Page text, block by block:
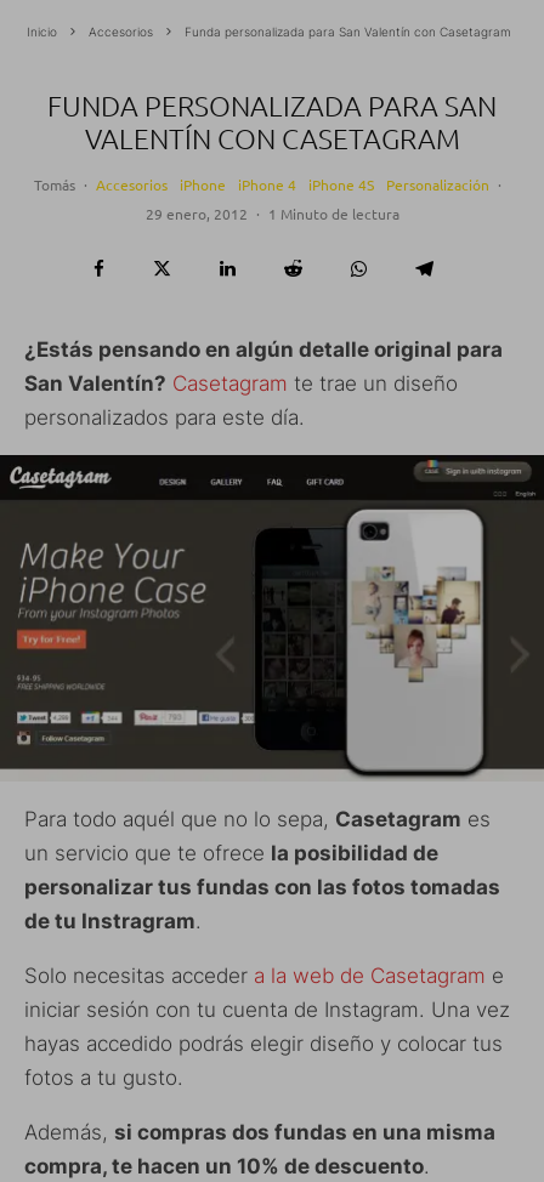
Inicio Accesorios Funda personalizada para San Valentín con Casetagram
FUNDA PERSONALIZADA PARA SAN
VALENTÍN CON CASETAGRAM
Tomás · Accesorios iPhone iPhone 4 iPhone 4S Personalización ·
29 enero, 2012 · 1 Minuto de lectura
¿Estás pensando en algún detalle original para
San Valentín? Casetagram te trae un diseño
personalizados para este día.
Para todo aquél que no lo sepa, Casetagram es
un servicio que te ofrece la posibilidad de
personalizar tus fundas con las fotos tomadas
de tu Instragram.
Solo necesitas acceder a la web de Casetagram e
iniciar sesión con tu cuenta de Instagram. Una vez
hayas accedido podrás elegir diseño y colocar tus
fotos a tu gusto.
Además, si compras dos fundas en una misma
compra, te hacen un 10% de descuento.